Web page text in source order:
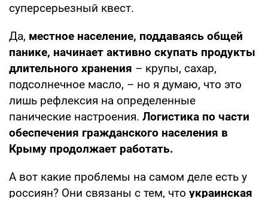
суперсерьезный квест.
Да, местное население, поддаваясь общей
панике, начинает активно скупать продукты
длительного хранения – крупы, сахар,
подсолнечное масло, – но я думаю, что это
лишь рефлексия на определенные
панические настроения. Логистика по части
обеспечения гражданского населения в
Крыму продолжает работать.
А вот какие проблемы на самом деле есть у
россиян? Они связаны с тем, что украинская